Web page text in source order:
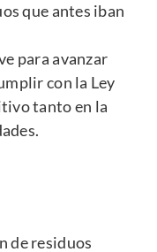
que antes iban
para avanzar
con la Ley
tanto en la
de residuos